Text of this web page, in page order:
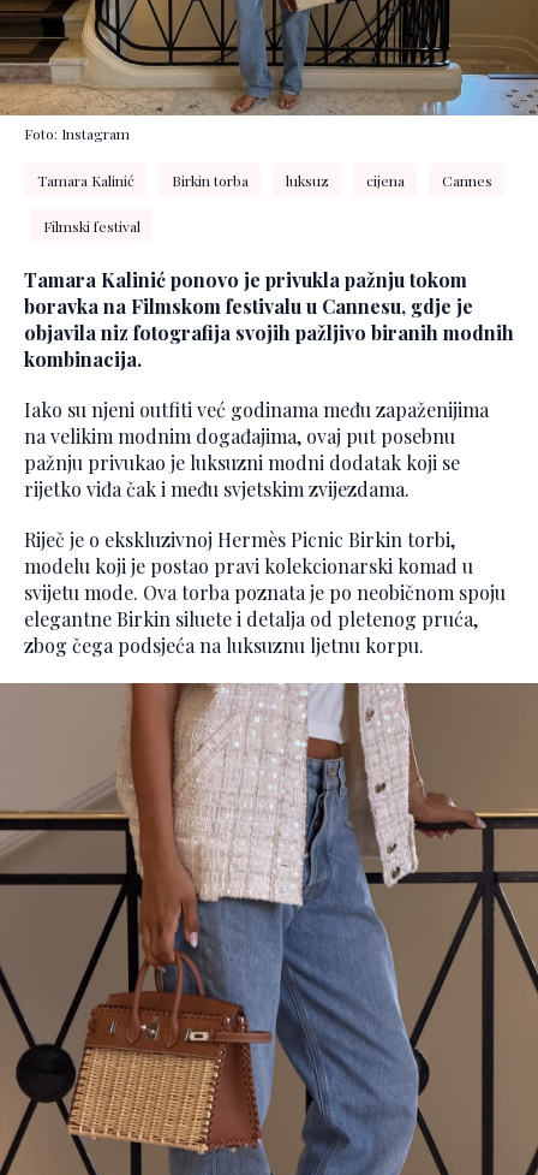
Foto: Instagram
Tamara Kalinić Birkin torba luksuz cijena Cannes
Filmski festival
Tamara Kalinić ponovo je privukla pažnju tokom
boravka na Filmskom festivalu u Cannesu, gdje je
objavila niz fotografija svojih pažljivo biranih modnih
kombinacija.
Iako su njeni outfiti već godinama među zapaženijima
na velikim modnim događajima, ovaj put posebnu
pažnju privukao je luksuzni modni dodatak koji se
rijetko viđa čak i među svjetskim zvijezdama.
Riječ je o ekskluzivnoj Hermès Picnic Birkin torbi,
modelu koji je postao pravi kolekcionarski komad u
svijetu mode. Ova torba poznata je po neobičnom spoju
elegantne Birkin siluete i detalja od pletenog pruća,
zbog čega podsjeća na luksuznu ljetnu korpu.